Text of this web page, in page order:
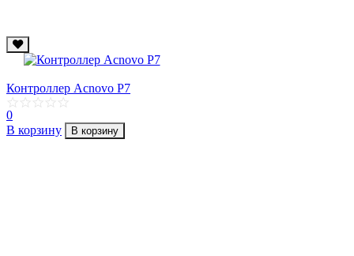
Контроллер Acnovo P7
0
В корзину
В корзину